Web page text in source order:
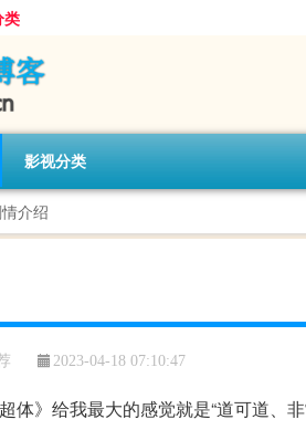
类
影视分类
介绍
2023-04-18 07:10:47
体》给我最大的感觉就是“道可道、